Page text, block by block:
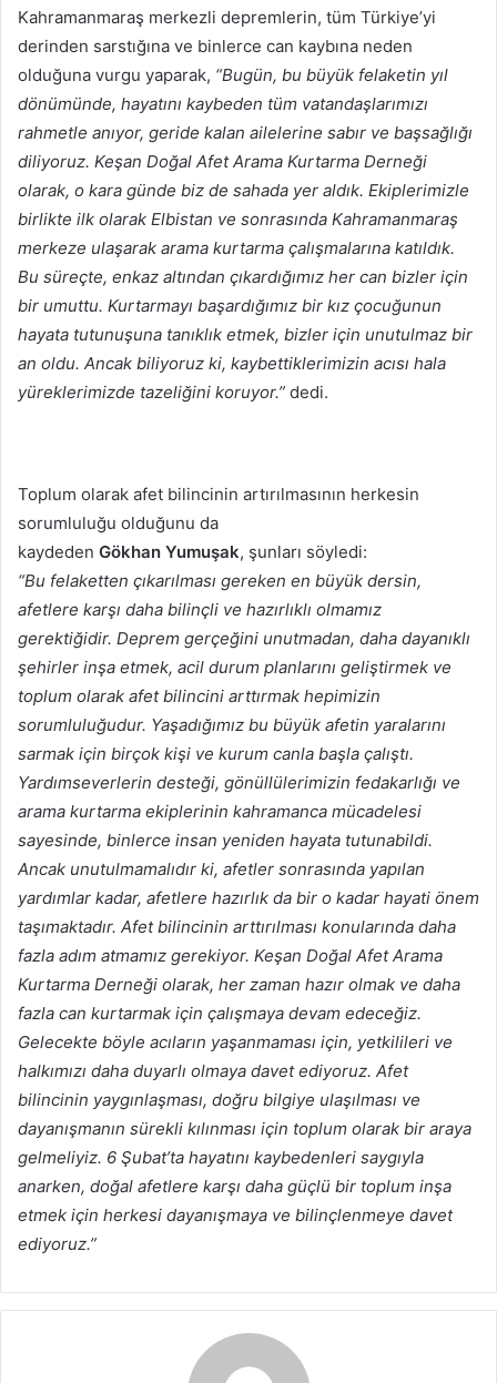
Kahramanmaraş merkezli depremlerin, tüm Türkiye’yi
derinden sarstığına ve binlerce can kaybına neden
olduğuna vurgu yaparak, “Bugün, bu büyük felaketin yıl
dönümünde, hayatını kaybeden tüm vatandaşlarımızı
rahmetle anıyor, geride kalan ailelerine sabır ve başsağlığı
diliyoruz. Keşan Doğal Afet Arama Kurtarma Derneği
olarak, o kara günde biz de sahada yer aldık. Ekiplerimizle
birlikte ilk olarak Elbistan ve sonrasında Kahramanmaraş
merkeze ulaşarak arama kurtarma çalışmalarına katıldık.
Bu süreçte, enkaz altından çıkardığımız her can bizler için
bir umuttu. Kurtarmayı başardığımız bir kız çocuğunun
hayata tutunuşuna tanıklık etmek, bizler için unutulmaz bir
an oldu. Ancak biliyoruz ki, kaybettiklerimizin acısı hala
yüreklerimizde tazeliğini koruyor.” dedi.
Toplum olarak afet bilincinin artırılmasının herkesin
sorumluluğu olduğunu da
kaydeden Gökhan Yumuşak, şunları söyledi:
“Bu felaketten çıkarılması gereken en büyük dersin,
afetlere karşı daha bilinçli ve hazırlıklı olmamız
gerektiğidir. Deprem gerçeğini unutmadan, daha dayanıklı
şehirler inşa etmek, acil durum planlarını geliştirmek ve
toplum olarak afet bilincini arttırmak hepimizin
sorumluluğudur. Yaşadığımız bu büyük afetin yaralarını
sarmak için birçok kişi ve kurum canla başla çalıştı.
Yardımseverlerin desteği, gönüllülerimizin fedakarlığı ve
arama kurtarma ekiplerinin kahramanca mücadelesi
sayesinde, binlerce insan yeniden hayata tutunabildi.
Ancak unutulmamalıdır ki, afetler sonrasında yapılan
yardımlar kadar, afetlere hazırlık da bir o kadar hayati önem
taşımaktadır. Afet bilincinin arttırılması konularında daha
fazla adım atmamız gerekiyor. Keşan Doğal Afet Arama
Kurtarma Derneği olarak, her zaman hazır olmak ve daha
fazla can kurtarmak için çalışmaya devam edeceğiz.
Gelecekte böyle acıların yaşanmaması için, yetkilileri ve
halkımızı daha duyarlı olmaya davet ediyoruz. Afet
bilincinin yaygınlaşması, doğru bilgiye ulaşılması ve
dayanışmanın sürekli kılınması için toplum olarak bir araya
gelmeliyiz. 6 Şubat’ta hayatını kaybedenleri saygıyla
anarken, doğal afetlere karşı daha güçlü bir toplum inşa
etmek için herkesi dayanışmaya ve bilinçlenmeye davet
ediyoruz.”